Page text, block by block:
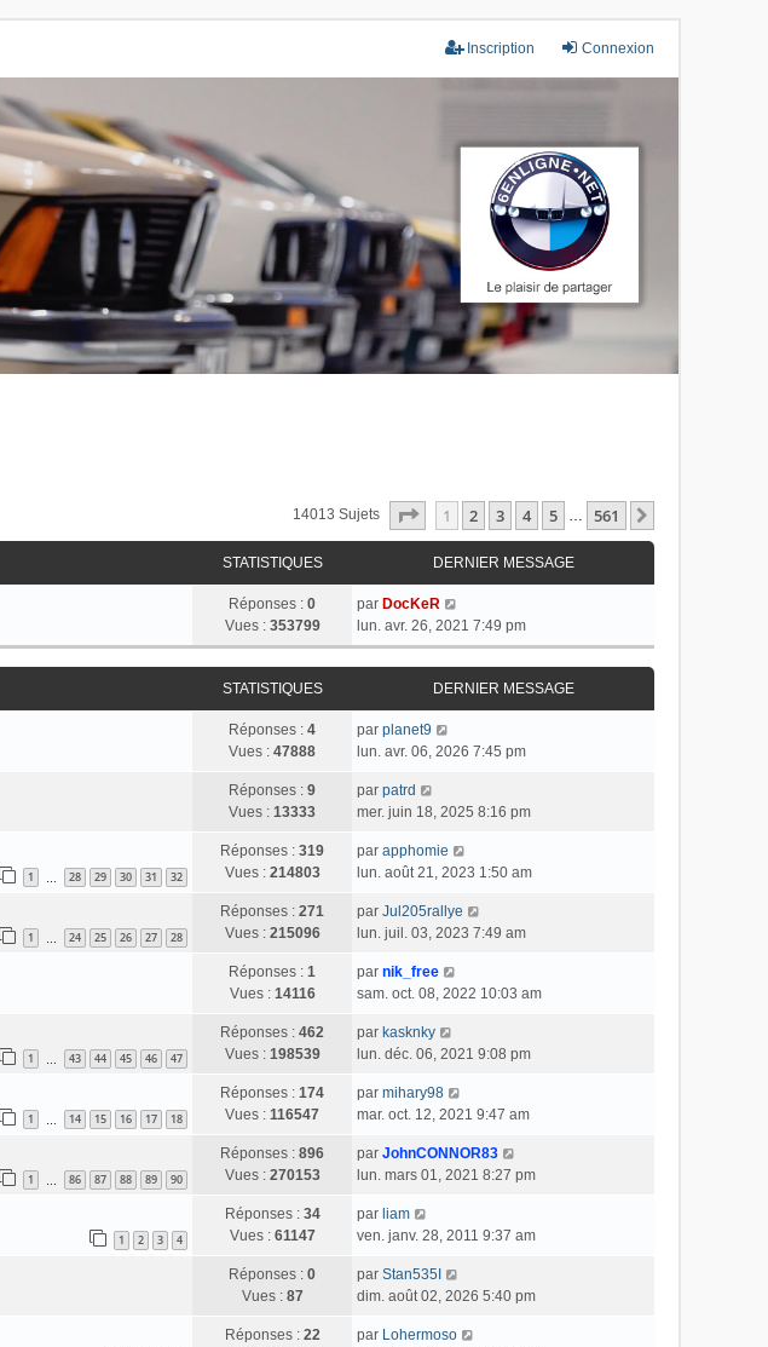
Connexion
Inscription
14013 Sujets Page Sur561
1 2 3 4 5 … 561
STATISTIQUES DERNIER MESSAGE
Réponses : 0
Vues : 353799
par DocKeR
lun. avr. 26, 2021 7:49 pm
STATISTIQUES DERNIER MESSAGE
Réponses : 4
Vues : 47888
par planet9
lun. avr. 06, 2026 7:45 pm
Réponses : 9
Vues : 13333
par patrd
mer. juin 18, 2025 8:16 pm
1 … 28 29 30 31 32
Réponses : 319
Vues : 214803
par apphomie
lun. août 21, 2023 1:50 am
1 … 24 25 26 27 28
Réponses : 271
Vues : 215096
par Jul205rallye
lun. juil. 03, 2023 7:49 am
Réponses : 1
Vues : 14116
par nik_free
sam. oct. 08, 2022 10:03 am
1 … 43 44 45 46 47
Réponses : 462
Vues : 198539
par kasknky
lun. déc. 06, 2021 9:08 pm
1 … 14 15 16 17 18
Réponses : 174
Vues : 116547
par mihary98
mar. oct. 12, 2021 9:47 am
1 … 86 87 88 89 90
Réponses : 896
Vues : 270153
par JohnCONNOR83
lun. mars 01, 2021 8:27 pm
1 2 3 4
Réponses : 34
Vues : 61147
par liam
ven. janv. 28, 2011 9:37 am
Réponses : 0
Vues : 87
par Stan535I
dim. août 02, 2026 5:40 pm
Réponses : 22
par Lohermoso